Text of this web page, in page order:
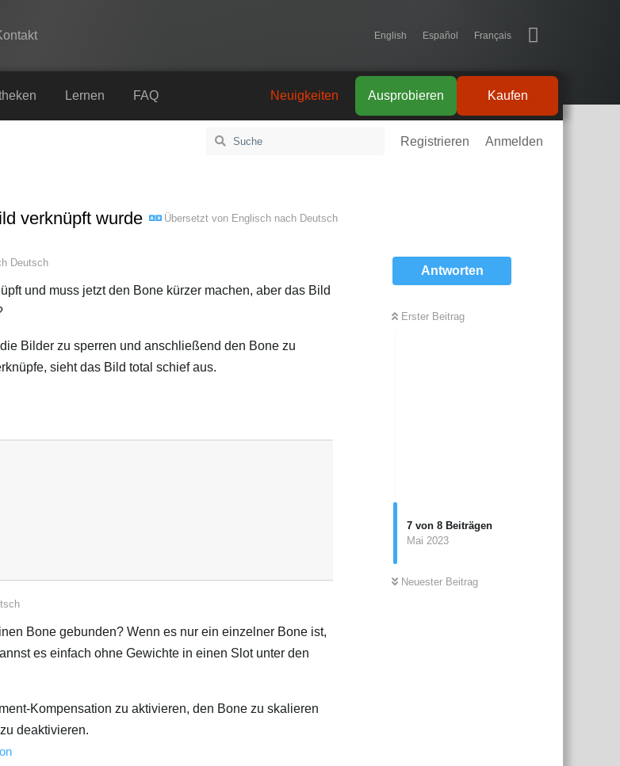
English Español Français
FAQ
Lernen FAQ Kaufen
Ausprobieren
Neuigkeiten
Registrieren Anmelden
verknüpft wurde Übersetzt von Englisch nach Deutsch
Antworten
Erster Beitrag
7 von 8 Beiträgen
Mai 2023
Neuester Beitrag
Deutsch
und muss jetzt den Bone kürzer machen, aber das Bild
Bilder zu sperren und anschließend den Bone zu
sieht das Bild total schief aus.
Bone gebunden? Wenn es nur ein einzelner Bone ist,
es einfach ohne Gewichte in einen Slot unter den
Kompensation zu aktivieren, den Bone zu skalieren
deaktivieren.